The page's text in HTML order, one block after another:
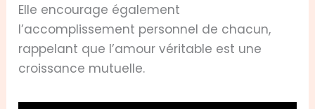
Elle encourage également
l’accomplissement personnel de chacun,
rappelant que l’amour véritable est une
croissance mutuelle.